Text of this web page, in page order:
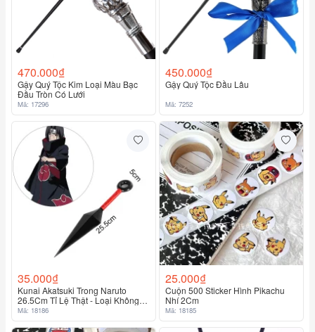
470.000₫
Gậy Quý Tộc Kim Loại Màu Bạc
Đầu Tròn Có Lưới
Mã: 17296
450.000₫
Gậy Quý Tộc Đầu Lâu
Mã: 7252
35.000₫
Kunai Akatsuki Trong Naruto
26.5Cm Tỉ Lệ Thật - Loại Không
Hộp
Mã: 18186
25.000₫
Cuộn 500 Sticker Hình Pikachu
Nhí 2Cm
Mã: 18185